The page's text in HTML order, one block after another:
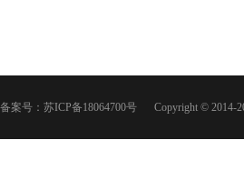
备案号： 苏ICP备18064700号 Copyright © 2014-